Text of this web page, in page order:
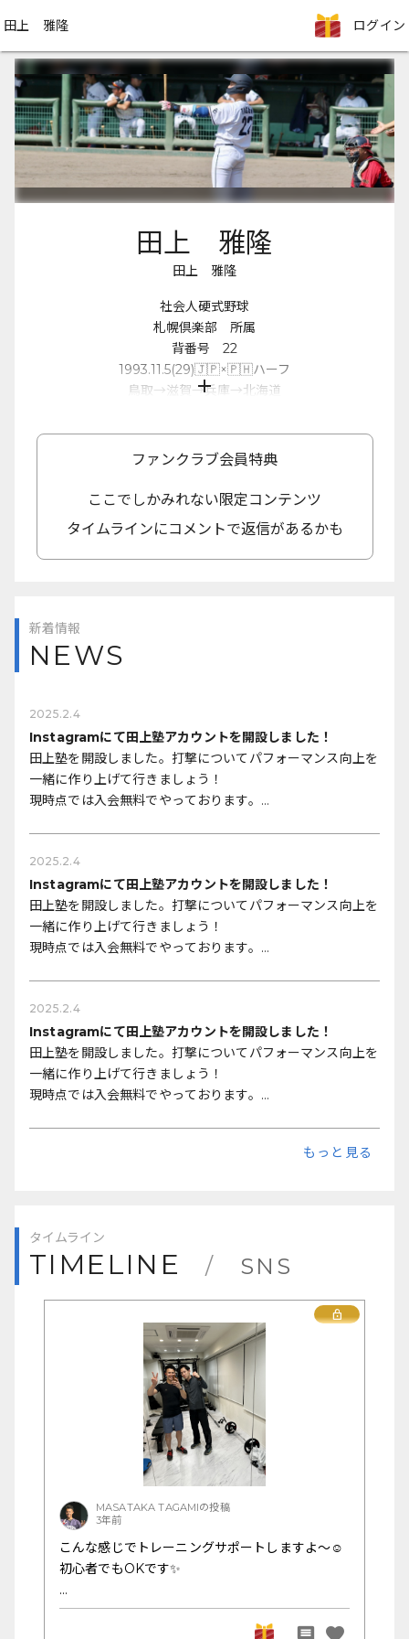
田上 雅隆 ログイン
田上 雅隆
田上 雅隆
社会人硬式野球
札幌倶楽部 所属
背番号 22
1993.11.5(29)🇯🇵×🇵🇭ハーフ
鳥取→滋賀→兵庫→北海道
add
ファンクラブ会員特典
ここでしかみれない限定コンテンツ
タイムラインにコメントで返信があるかも
新着情報
NEWS
2025.2.4
Instagramにて田上塾アカウントを開設しました！
田上塾を開設しました。打撃についてパフォーマンス向上を
一緒に作り上げて行きましょう！
現時点では入会無料でやっております。
2025.2.4
Instagramにて田上塾アカウントを開設しました！
田上塾を開設しました。打撃についてパフォーマンス向上を
一緒に作り上げて行きましょう！
現時点では入会無料でやっております。
2025.2.4
Instagramにて田上塾アカウントを開設しました！
田上塾を開設しました。打撃についてパフォーマンス向上を
一緒に作り上げて行きましょう！
現時点では入会無料でやっております。
もっと見る
タイムライン
TIMELINE / SNS
MASATAKA TAGAMIの投稿
3年前
こんな感じでトレーニングサポートしますよ〜☺️
初心者でもOKです✨
Lock
comment favorite